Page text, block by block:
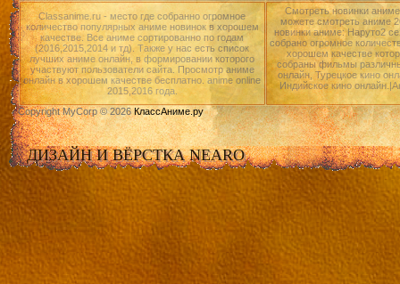
Classanime.ru - место где собранно огромное
количество популярных аниме новинок в хорошем
качестве. Все аниме сортированно по годам
(2016,2015,2014 и тд). Также у нас есть список
лучших аниме онлайн, в формировании которого
участвуют пользователи сайта. Просмотр аниме
онлайн в хорошем качестве бесплатно. anime online
2015,2016 года.
Смотреть новинки
можете смотреть аниме
новинки аниме: Наруто2
собрано огромное
хорошем качестве
собраны фильмы
онлайн, Турецкое кино
Индийское кино
Copyright MyCorp © 2026КлассАниме.ру
ДИЗАЙН И ВЁРСТКА NEARO